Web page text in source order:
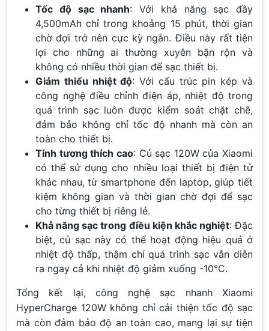
Tốc độ sạc nhanh: Với khả năng sạc đầy
4,500mAh chỉ trong khoảng 15 phút, thời gian
chờ đợi trở nên cực kỳ ngắn. Điều này rất tiện
lợi cho những ai thường xuyên bận rộn và
không có nhiều thời gian để sạc thiết bị.
Giảm thiểu nhiệt độ: Với cấu trúc pin kép và
công nghệ điều chỉnh điện áp, nhiệt độ trong
quá trình sạc luôn được kiểm soát chặt chẽ,
đảm bảo không chỉ tốc độ nhanh mà còn an
toàn cho thiết bị.
Tính tương thích cao: Củ sạc 120W của Xiaomi
có thể sử dụng cho nhiều loại thiết bị điện tử
khác nhau, từ smartphone đến laptop, giúp tiết
kiệm không gian và thời gian chờ đợi để sạc
cho từng thiết bị riêng lẻ.
Khả năng sạc trong điều kiện khắc nghiệt: Đặc
biệt, củ sạc này có thể hoạt động hiệu quả ở
nhiệt độ thấp, thậm chí quá trình sạc vẫn diễn
ra ngay cả khi nhiệt độ giảm xuống -10°C.
Tổng kết lại, công nghệ sạc nhanh Xiaomi
HyperCharge 120W không chỉ cải thiện tốc độ sạc
mà còn đảm bảo độ an toàn cao, mang lại sự tiện